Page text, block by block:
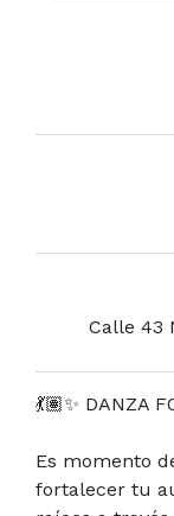
Calle 43
💃🏽✨ DANZA
Es momento
fortalecer tu